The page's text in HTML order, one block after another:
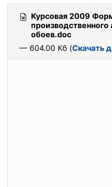
Курсовая 2009
обоев.doc
— 604.00 Кб (Скачать